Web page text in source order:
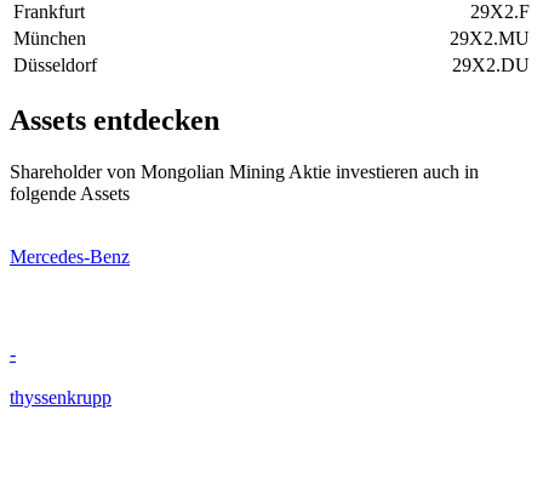
Frankfurt
29X2.F
München
29X2.MU
Düsseldorf
29X2.DU
Assets entdecken
Shareholder von Mongolian Mining Aktie investieren auch in
folgende Assets
Mercedes-Benz
-
thyssenkrupp